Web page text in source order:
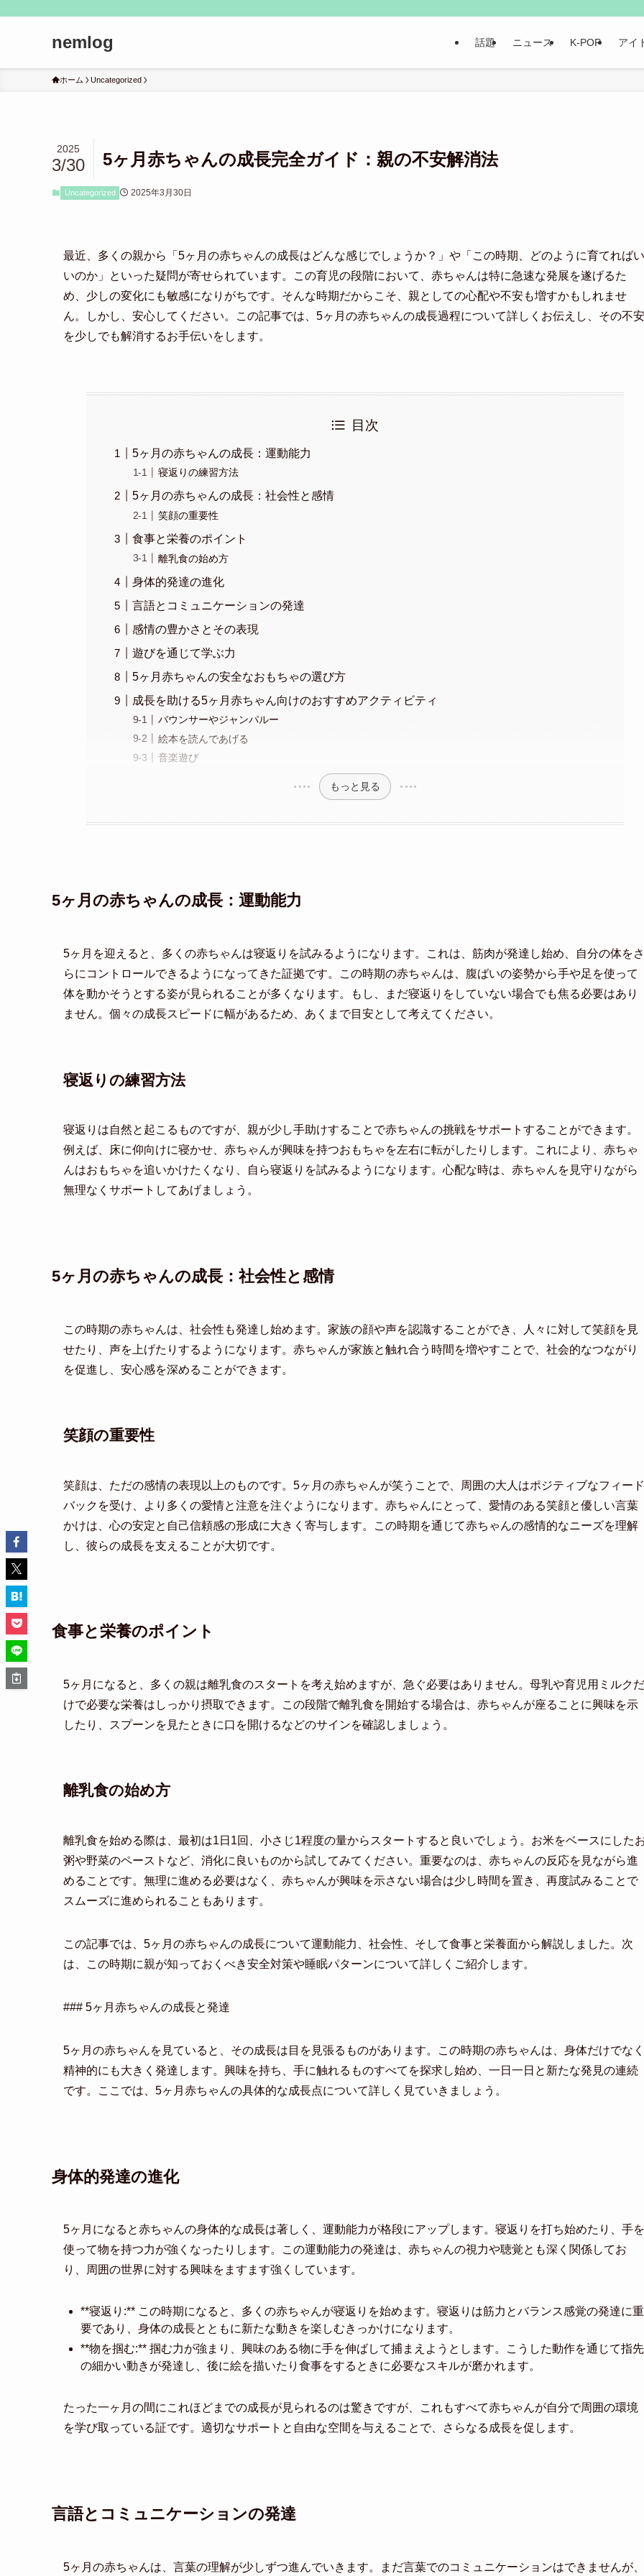
nemlog 話題 ニュース K-POP アイ
ホーム Uncategorized
5ヶ月赤ちゃんの成長完全ガイド：親の不安解消法
2025
3/30
Uncategorized 2025年3月30日
最近、多くの親から「5ヶ月の赤ちゃんの成長はどんな感じでしょうか？」や「この時期、どのように育てればい
いのか」といった疑問が寄せられています。この育児の段階において、赤ちゃんは特に急速な発展を遂げるた
め、少しの変化にも敏感になりがちです。そんな時期だからこそ、親としての心配や不安も増すかもしれませ
ん。しかし、安心してください。この記事では、5ヶ月の赤ちゃんの成長過程について詳しくお伝えし、その不安
を少しでも解消するお手伝いをします。
目次
5ヶ月の赤ちゃんの成長：運動能力
寝返りの練習方法
5ヶ月の赤ちゃんの成長：社会性と感情
笑顔の重要性
食事と栄養のポイント
離乳食の始め方
身体的発達の進化
言語とコミュニケーションの発達
感情の豊かさとその表現
遊びを通じて学ぶ力
5ヶ月赤ちゃんの安全なおもちゃの選び方
成長を助ける5ヶ月赤ちゃん向けのおすすめアクティビティ
バウンサーやジャンパルー
絵本を読んであげる
音楽遊び
もっと見る
5ヶ月の赤ちゃんの成長：運動能力
5ヶ月を迎えると、多くの赤ちゃんは寝返りを試みるようになります。これは、筋肉が発達し始め、自分の体をさ
らにコントロールできるようになってきた証拠です。この時期の赤ちゃんは、腹ばいの姿勢から手や足を使って
体を動かそうとする姿が見られることが多くなります。もし、まだ寝返りをしていない場合でも焦る必要はあり
ません。個々の成長スピードに幅があるため、あくまで目安として考えてください。
寝返りの練習方法
寝返りは自然と起こるものですが、親が少し手助けすることで赤ちゃんの挑戦をサポートすることができます。
例えば、床に仰向けに寝かせ、赤ちゃんが興味を持つおもちゃを左右に転がしたりします。これにより、赤ちゃ
んはおもちゃを追いかけたくなり、自ら寝返りを試みるようになります。心配な時は、赤ちゃんを見守りながら
無理なくサポートしてあげましょう。
5ヶ月の赤ちゃんの成長：社会性と感情
この時期の赤ちゃんは、社会性も発達し始めます。家族の顔や声を認識することができ、人々に対して笑顔を見
せたり、声を上げたりするようになります。赤ちゃんが家族と触れ合う時間を増やすことで、社会的なつながり
を促進し、安心感を深めることができます。
笑顔の重要性
笑顔は、ただの感情の表現以上のものです。5ヶ月の赤ちゃんが笑うことで、周囲の大人はポジティブなフィード
バックを受け、より多くの愛情と注意を注ぐようになります。赤ちゃんにとって、愛情のある笑顔と優しい言葉
かけは、心の安定と自己信頼感の形成に大きく寄与します。この時期を通じて赤ちゃんの感情的なニーズを理解
し、彼らの成長を支えることが大切です。
食事と栄養のポイント
5ヶ月になると、多くの親は離乳食のスタートを考え始めますが、急ぐ必要はありません。母乳や育児用ミルクだ
けで必要な栄養はしっかり摂取できます。この段階で離乳食を開始する場合は、赤ちゃんが座ることに興味を示
したり、スプーンを見たときに口を開けるなどのサインを確認しましょう。
離乳食の始め方
離乳食を始める際は、最初は1日1回、小さじ1程度の量からスタートすると良いでしょう。お米をベースにした
粥や野菜のペーストなど、消化に良いものから試してみてください。重要なのは、赤ちゃんの反応を見ながら進
めることです。無理に進める必要はなく、赤ちゃんが興味を示さない場合は少し時間を置き、再度試みることで
スムーズに進められることもあります。
この記事では、5ヶ月の赤ちゃんの成長について運動能力、社会性、そして食事と栄養面から解説しました。次
は、この時期に親が知っておくべき安全対策や睡眠パターンについて詳しくご紹介します。
### 5ヶ月赤ちゃんの成長と発達
5ヶ月の赤ちゃんを見ていると、その成長は目を見張るものがあります。この時期の赤ちゃんは、身体だけでなく
精神的にも大きく発達します。興味を持ち、手に触れるものすべてを探求し始め、一日一日と新たな発見の連続
です。ここでは、5ヶ月赤ちゃんの具体的な成長点について詳しく見ていきましょう。
身体的発達の進化
5ヶ月になると赤ちゃんの身体的な成長は著しく、運動能力が格段にアップします。寝返りを打ち始めたり、手を
使って物を持つ力が強くなったりします。この運動能力の発達は、赤ちゃんの視力や聴覚とも深く関係してお
り、周囲の世界に対する興味をますます強くしています。
**寝返り:** この時期になると、多くの赤ちゃんが寝返りを始めます。寝返りは筋力とバランス感覚の発達に重
要であり、身体の成長とともに新たな動きを楽しむきっかけになります。
**物を掴む:** 掴む力が強まり、興味のある物に手を伸ばして捕まえようとします。こうした動作を通じて指先
の細かい動きが発達し、後に絵を描いたり食事をするときに必要なスキルが磨かれます。
たった一ヶ月の間にこれほどまでの成長が見られるのは驚きですが、これもすべて赤ちゃんが自分で周囲の環境
を学び取っている証です。適切なサポートと自由な空間を与えることで、さらなる成長を促します。
言語とコミュニケーションの発達
5ヶ月の赤ちゃんは、言葉の理解が少しずつ進んでいきます。まだ言葉でのコミュニケーションはできませんが、